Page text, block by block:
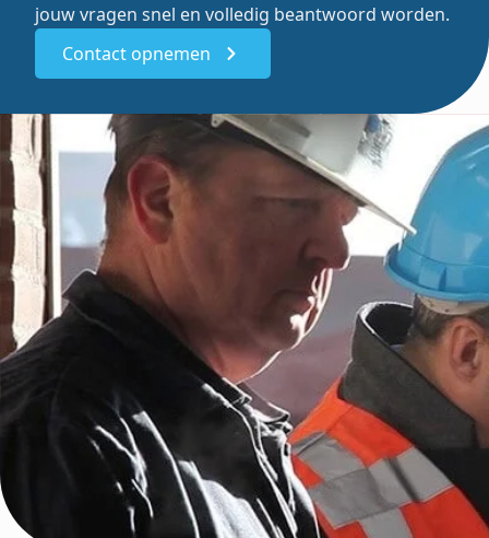
jouw vragen snel en volledig beantwoord worden.
Contact opnemen